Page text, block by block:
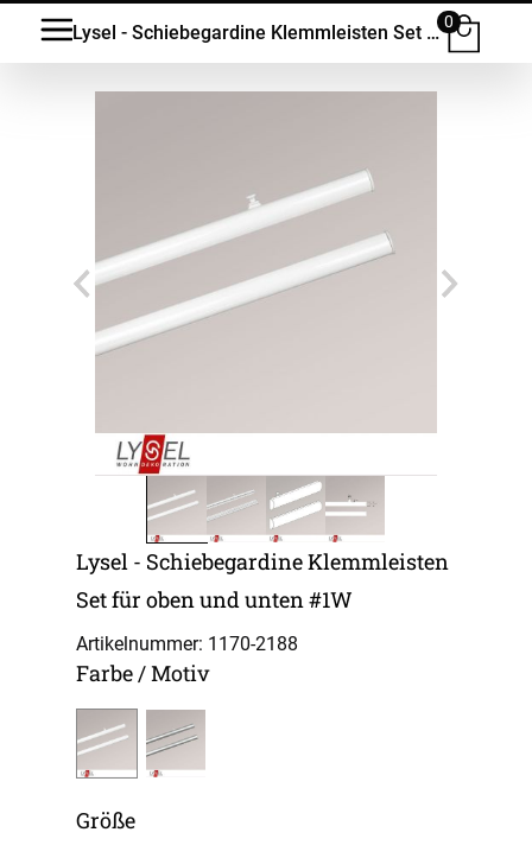
Lysel - Schiebegardine Klemmleisten Set für oben und unten #1W
0
Lysel - Schiebegardine Klemmleisten
Set für oben und unten #1W
Artikelnummer: 1170-2188
Farbe / Motiv
Größe